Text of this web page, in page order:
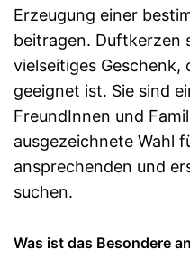
Erzeugung einer
beitragen. Duftkerzen
vielseitiges Geschenk,
geeignet ist. Sie sind
FreundInnen und
ausgezeichnete Wahl
ansprechenden und
suchen.
Was ist das Besondere